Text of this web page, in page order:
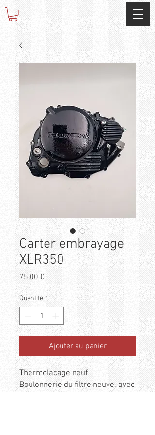
Carter embrayage
XLR350
75,00 €Prix
Quantité *
Ajouter au panier
Thermolacage neuf
Boulonnerie du filtre neuve, avec